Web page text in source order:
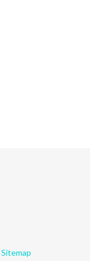
Sitemap